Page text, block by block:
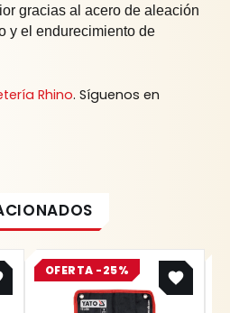
gracias al acero de aleación
y el endurecimiento de
Rhino. Síguenos en
OFERTA -25%
Original
price
was:
$ 41.100.
Current
price
is:
$ 30.825.